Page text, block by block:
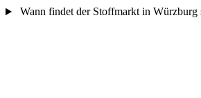
Wann findet der Stoffmarkt in Würzburg